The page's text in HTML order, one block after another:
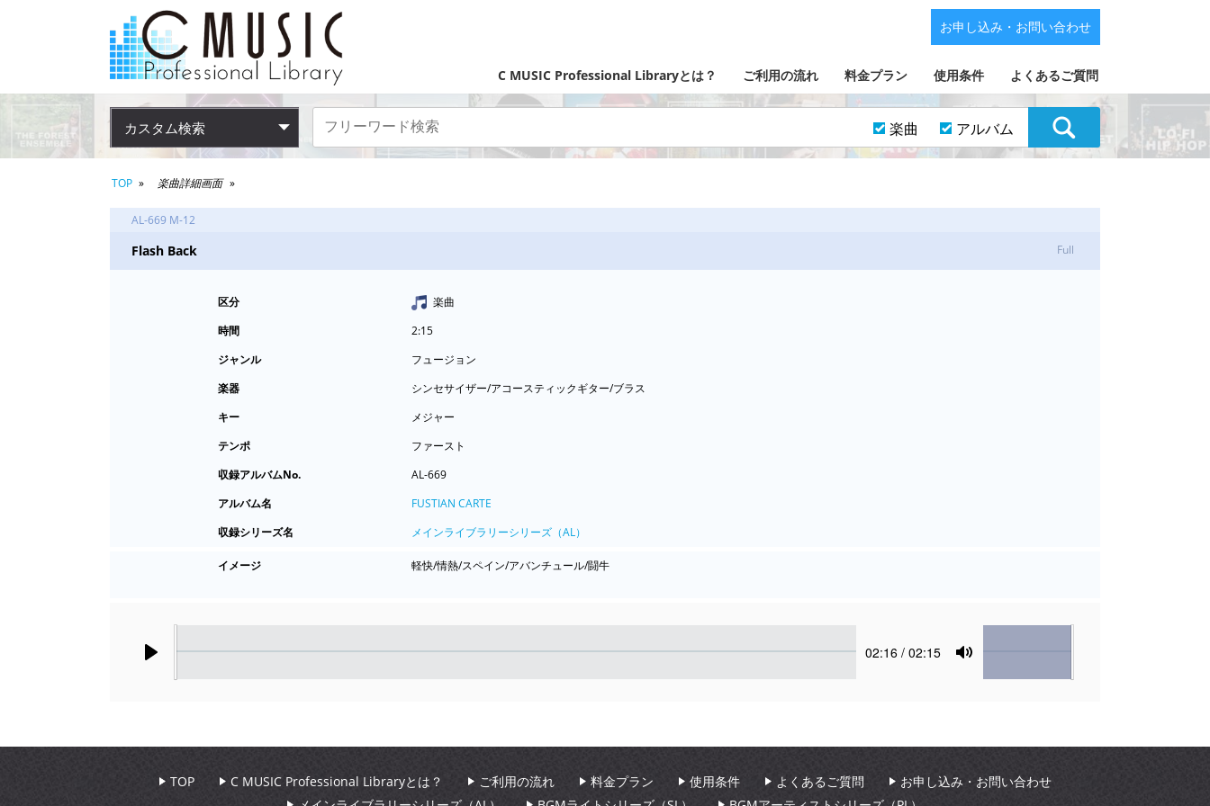
C MUSIC Professional Libraryとは？ ご利用の流れ 料金プラン 使用条件 よくあるご質問
お申し込み・お問い合わせ
カスタム検索 楽曲 アルバム
TOP 楽曲詳細画面
AL-669 M-12
Flash Back Full
区分
楽曲
時間
2:15
ジャンル
フュージョン
楽器
シンセサイザー/アコースティックギター/ブラス
キー
メジャー
テンポ
ファースト
収録アルバムNo.
AL-669
アルバム名
FUSTIAN CARTE
収録シリーズ名
メインライブラリーシリーズ（AL）
イメージ 軽快/情熱/スペイン/アバンチュール/闘牛
Current
02:16 / 02:15
Mute
Volume
TOP C MUSIC Professional Libraryとは？ ご利用の流れ 料金プラン 使用条件 よくあるご質問
お申し込み・お問い合わせ